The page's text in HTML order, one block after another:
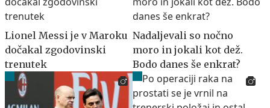
Lionel Messi je v Maroku
dočakal zgodovinski
trenutek
Nadaljevali so nočno
moro in jokali kot dež.
Bodo danes še enkrat?